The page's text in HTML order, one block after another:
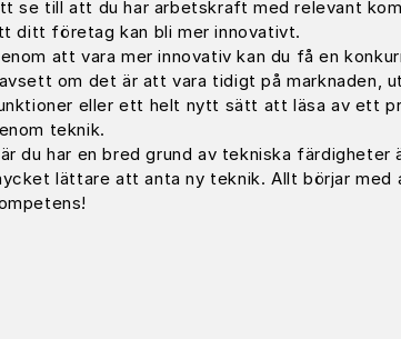
se till att du har arbetskraft med relevant
ditt företag kan bli mer innovativt.
att vara mer innovativ kan du få en
om det är att vara tidigt på marknaden,
eller ett helt nytt sätt att läsa av ett
teknik.
du har en bred grund av tekniska färdigheter
lättare att anta ny teknik. Allt börjar med